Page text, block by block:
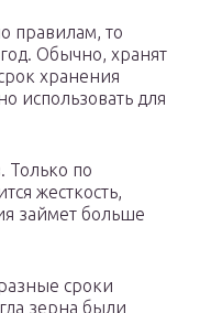
правилам, то
Обычно, хранят
хранения
использовать для
Только по
жесткость,
займет больше
сроки
зерна были